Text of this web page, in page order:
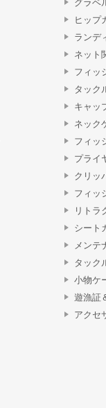
グラベ
ヒップ
ランデ
ネット
フィッ
タック
キャッ
ネック
フィッ
プライ
クリッ
フィッ
リトラ
シート
メンテ
タック
小物ケ
遊漁証
アクセ